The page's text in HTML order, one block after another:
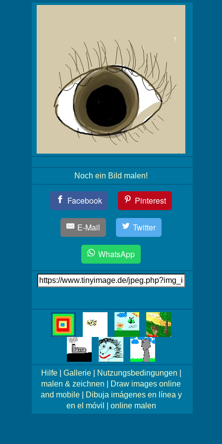
Noch ein Bild malen!
Facebook Pinterest
E-Mail Twitter
WhatsApp
Link
auf's
Mehr
Bilder!
Hilfe| Gallerie| Nutzungsbedingungen
malen & zeichnen
Draw images online
and mobile|
Dibuja imágenes en línea y
en el móvil
online malen